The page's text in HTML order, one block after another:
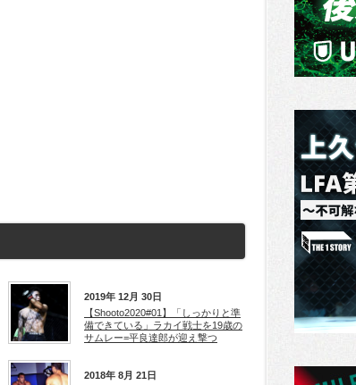
2019年 12月 30日
【Shooto2020#01】「しっかりと準
備できている」ラカイ戦士を19歳の
サムレー=平良達郎が迎え撃つ
2018年 8月 21日